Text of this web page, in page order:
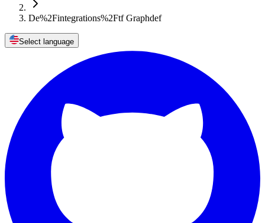
De%2Fintegrations%2Ftf Graphdef
Select language